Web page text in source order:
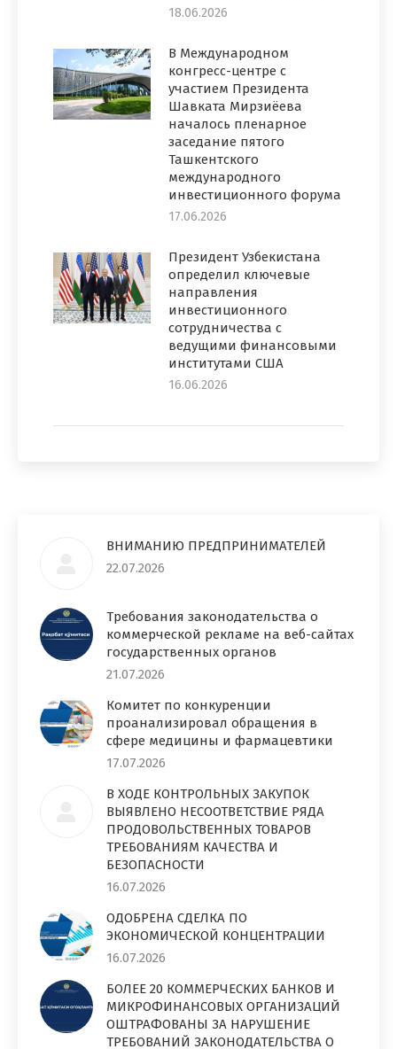
18.06.2026
В Международном
конгресс-центре с
участием Президента
Шавката Мирзиёева
началось пленарное
заседание пятого
Ташкентского
международного
инвестиционного форума
17.06.2026
Президент Узбекистана
определил ключевые
направления
инвестиционного
сотрудничества с
ведущими финансовыми
институтами США
16.06.2026
ВНИМАНИЮ ПРЕДПРИНИМАТЕЛЕЙ
22.07.2026
Требования законодательства о
коммерческой рекламе на веб-сайтах
государственных органов
21.07.2026
Комитет по конкуренции
проанализировал обращения в
сфере медицины и фармацевтики
17.07.2026
В ХОДЕ КОНТРОЛЬНЫХ ЗАКУПОК
ВЫЯВЛЕНО НЕСООТВЕТСТВИЕ РЯДА
ПРОДОВОЛЬСТВЕННЫХ ТОВАРОВ
ТРЕБОВАНИЯМ КАЧЕСТВА И
БЕЗОПАСНОСТИ
16.07.2026
ОДОБРЕНА СДЕЛКА ПО
ЭКОНОМИЧЕСКОЙ КОНЦЕНТРАЦИИ
16.07.2026
БОЛЕЕ 20 КОММЕРЧЕСКИХ БАНКОВ И
МИКРОФИНАНСОВЫХ ОРГАНИЗАЦИЙ
ОШТРАФОВАНЫ ЗА НАРУШЕНИЕ
ТРЕБОВАНИЙ ЗАКОНОДАТЕЛЬСТВА О